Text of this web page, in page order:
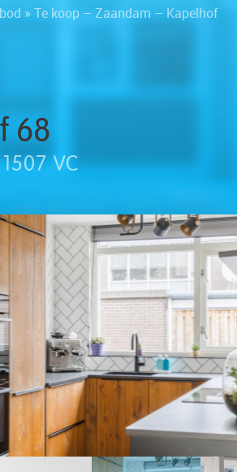
» Te koop – Zaandam – Kapelhof
68
1507 VC